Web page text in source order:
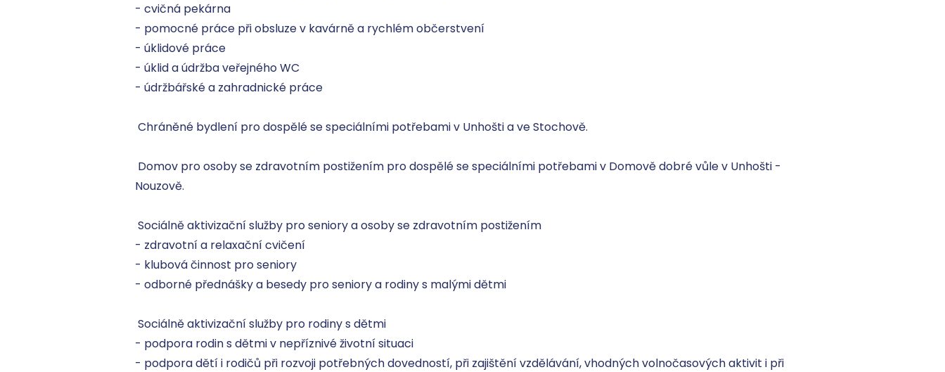
- cvičná pekárna
- pomocné práce při obsluze v kavárně a rychlém občerstvení
- úklidové práce
- úklid a údržba veřejného WC
- údržbářské a zahradnické práce
Nouzově.
- zdravotní a relaxační cvičení
- klubová činnost pro seniory
- odborné přednášky a besedy pro seniory a rodiny s malými dětmi
- podpora rodin s dětmi v nepříznivé životní situaci
- podpora dětí i rodičů při rozvoji potřebných dovedností, při zajištění vzdělávání, vhodných volnočasových aktivit i při